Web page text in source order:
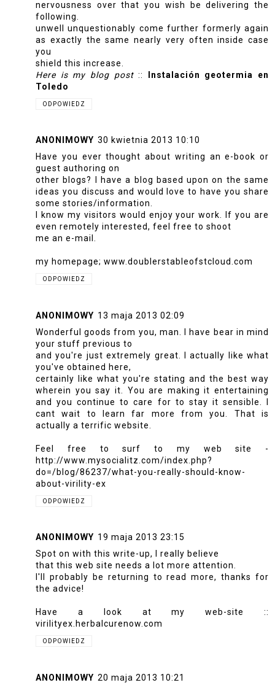
nervousness over that you wish be delivering the
following.
unwell unquestionably come further formerly again
as exactly the same nearly very often inside case
you
shield this increase.
Here is my blog post::
Instalación geotermia en
Toledo
ODPOWIEDZ
ANONIMOWY 30 kwietnia 2013 10:10
Have you ever thought about writing an e-book or
guest authoring on
other blogs? I have a blog based upon on the same
ideas you discuss and would love to have you share
some stories/information.
I know my visitors would enjoy your work. If you are
even remotely interested, feel free to shoot
me an e-mail.
my homepage; www.doublerstableofstcloud.com
ODPOWIEDZ
ANONIMOWY 13 maja 2013 02:09
Wonderful goods from you, man. I have bear in mind
your stuff previous to
and you're just extremely great. I actually like what
you've obtained here,
certainly like what you're stating and the best way
wherein you say it. You are making it entertaining
and you continue to care for to stay it sensible. I
cant wait to learn far more from you. That is
actually a terrific website.
Feel free to surf to my web site -
http://www.mysocialitz.com/index.php?
do=/blog/86237/what-you-really-should-know-
about-virility-ex
ODPOWIEDZ
ANONIMOWY 19 maja 2013 23:15
Spot on with this write-up, I really believe
that this web site needs a lot more attention.
I'll probably be returning to read more, thanks for
the advice!
Have a look at my web-site ::
virilityex.herbalcurenow.com
ODPOWIEDZ
ANONIMOWY 20 maja 2013 10:21